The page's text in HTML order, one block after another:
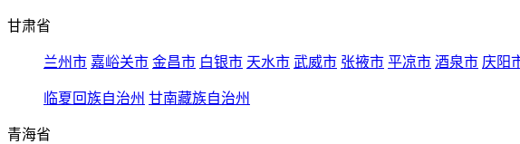
甘肃省
兰州市 嘉峪关市 金昌市 白银市 天水市 武威市 张掖市 平凉市 酒泉市 庆阳
临夏回族自治州 甘南藏族自治州
青海省